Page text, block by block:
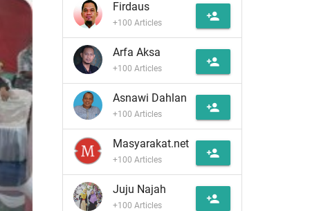
Firdaus
+100 Articles person_add
Arfa Aksa
+100 Articles person_add
Asnawi Dahlan
+100 Articles person_add
Masyarakat.net
+100 Articles person_add
Juju Najah
+100 Articles person_add